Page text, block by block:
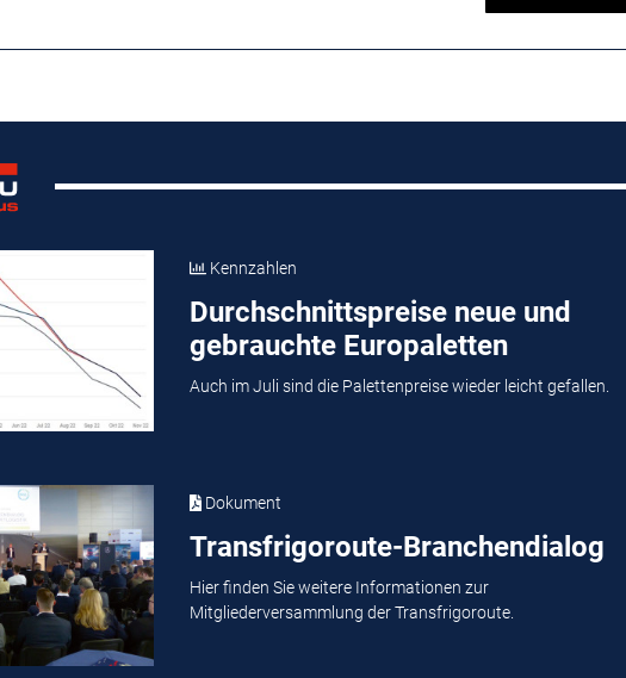
Kennzahlen
Durchschnittspreise neue und
gebrauchte Europaletten
Auch im Juli sind die Palettenpreise wieder leicht gefallen.
Dokument
Transfrigoroute-Branchendialog
Hier finden Sie weitere Informationen zur
Mitgliederversammlung der Transfrigoroute.